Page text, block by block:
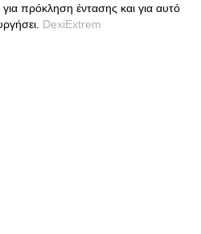
πρόκληση έντασης και για αυτό
DexiExtrem